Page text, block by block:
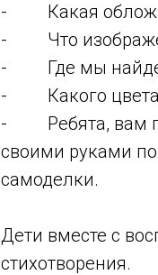
- Какая
- Что
- Где мы
- Какого цвета
- Ребята, вам
своими руками
самоделки.
Дети вместе с
стихотворения.